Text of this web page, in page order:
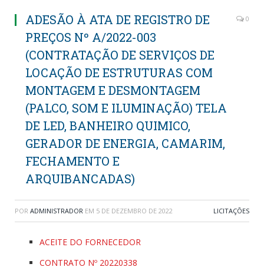
ADESÃO À ATA DE REGISTRO DE
PREÇOS Nº A/2022-003
(CONTRATAÇÃO DE SERVIÇOS DE
LOCAÇÃO DE ESTRUTURAS COM
MONTAGEM E DESMONTAGEM
(PALCO, SOM E ILUMINAÇÃO) TELA
DE LED, BANHEIRO QUIMICO,
GERADOR DE ENERGIA, CAMARIM,
FECHAMENTO E
ARQUIBANCADAS)
0
POR ADMINISTRADOR EM 5 DE DEZEMBRO DE 2022 LICITAÇÕES
ACEITE DO FORNECEDOR
CONTRATO Nº 20220338